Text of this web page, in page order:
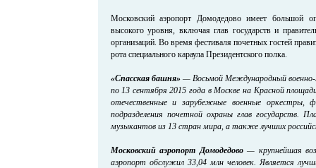
Московский аэропорт Домодедово имеет большой
высокого уровня, включая глав государств и
организаций. Во время фестиваля почетных гостей
рота специального караула Президентского полка.
«Спасская башня»— Восьмой Международный военно-
по 13 сентября 2015 года в Москве на Красной
отечественные и зарубежные военные оркестры,
подразделения почетной охраны глав государств.
музыкантов из 13 стран мира, а также лучших
Московский аэропорт Домодедово— крупнейшая
аэропорт обслужил 33,04 млн человек. Является